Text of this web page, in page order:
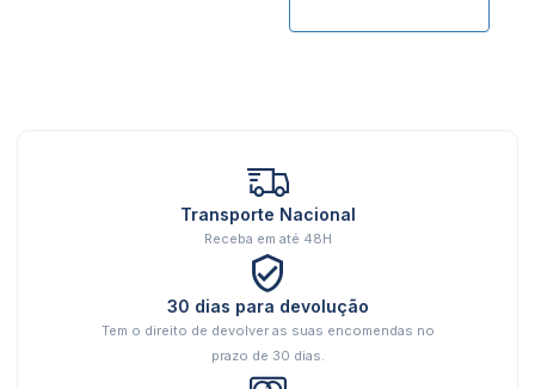
Transporte Nacional
Receba em até 48H
30 dias para devolução
Tem o direito de devolver as suas encomendas no
prazo de 30 dias.